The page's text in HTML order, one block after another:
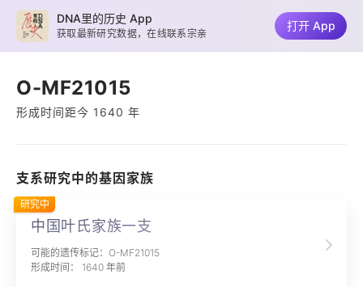
O-MF21015
形成时间距今 1640 年
支系研究中的基因家族
中国叶氏家族一支
可能的遗传标记：O-MF21015
形成时间： 1640 年前
研究中
DNA里的历史 App
获取最新研究数据，在线联系宗亲
打开 App